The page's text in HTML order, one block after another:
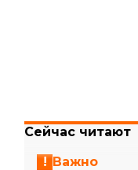
Сейчас читают
Важно